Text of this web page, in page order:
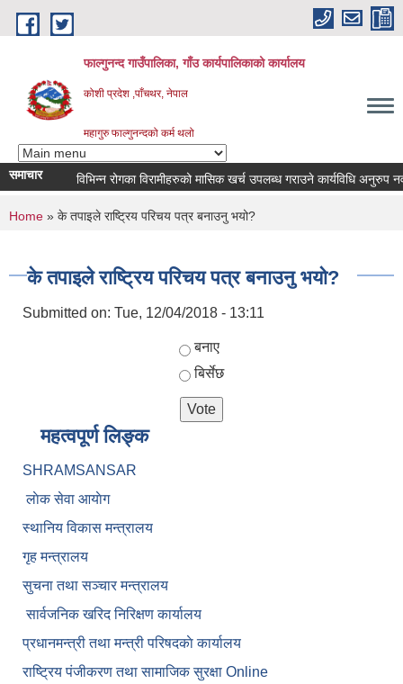
Skip to main content
फाल्गुनन्द गाउँपालिका, गाँउ कार्यपालिकाको कार्यालय
कोशी प्रदेश ,पाँचथर, नेपाल
महागुरु फाल्गुनन्दको कर्म थलो
समाचार विभिन्न रोगका विरामीहरुको मासिक खर्च उपलब्ध गराउने कार्यविधि अनुरुप
You are here
Home » के तपाइले राष्ट्रिय परिचय पत्र बनाउनु भयो?
के तपाइले राष्ट्रिय परिचय पत्र बनाउनु भयो?
Submitted on: Tue, 12/04/2018 - 13:11
Choices
बनाए
बिर्सेछ
महत्वपूर्ण लिङ्क
SHRAMSANSAR
लाेक सेवा आयाेग
स्थानिय विकास मन्त्रालय
गृह मन्त्रालय
सुचना तथा सञ्चार मन्त्रालय
सार्वजनिक खरिद निरिक्षण कार्यालय
प्रधानमन्त्री तथा मन्त्री परिषदकाे कार्यालय
राष्ट्रिय पंजीकरण तथा सामाजिक सुरक्षा Online